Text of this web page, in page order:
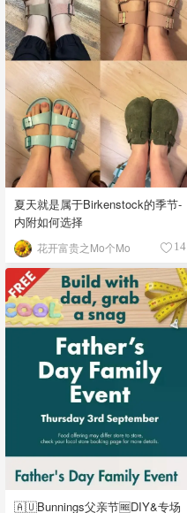
夏天就是属于Birkenstock的季节-
内附如何选择
花开富贵之Mo个Mo 14
🇦🇺Bunnings父亲节🆓DIY&专场